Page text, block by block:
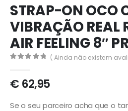
STRAP-ON OCO
VIBRAÇÃO REAL
AIR FEELING 8″
( Ainda não existem
€ 62,95
Se o seu parceiro acha que o